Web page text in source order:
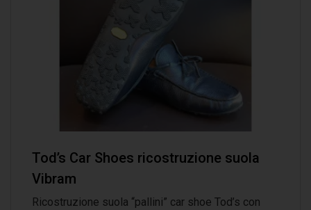
Tod’s Car Shoes ricostruzione suola
Vibram
Ricostruzione suola “pallini” car shoe Tod’s con